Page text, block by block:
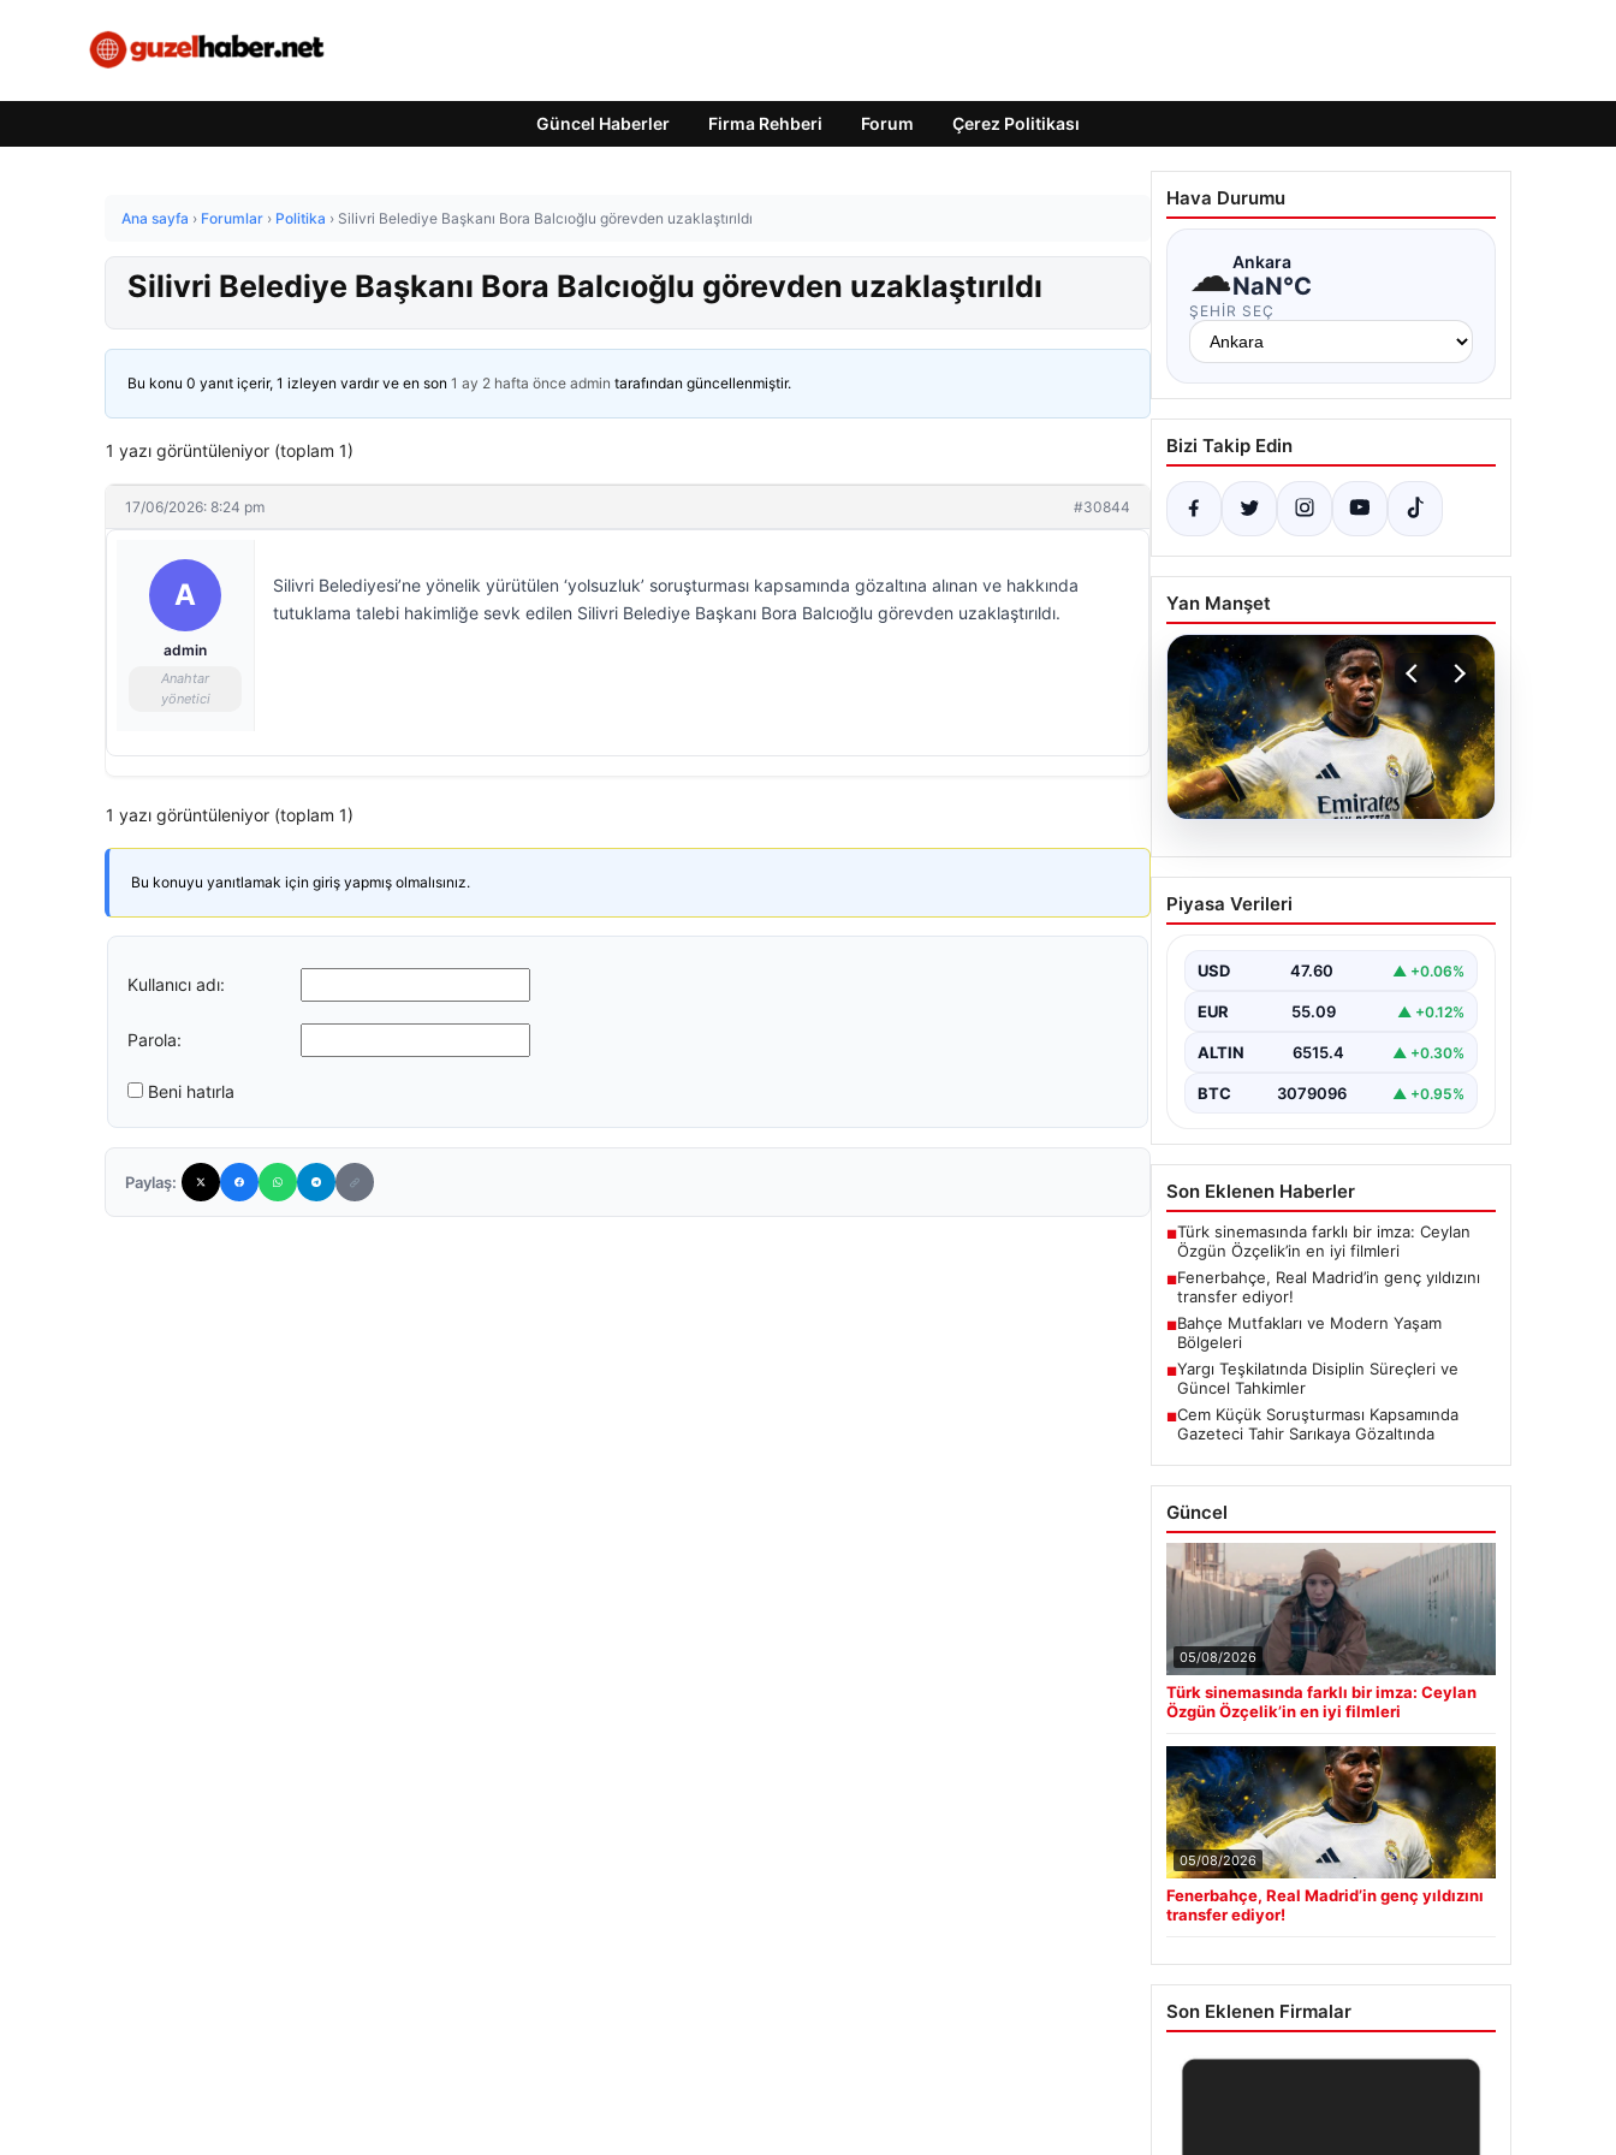
Güncel Haberler Firma Rehberi Forum Çerez Politikası
Ana sayfa › Forumlar › Politika › Silivri Belediye Başkanı Bora Balcıoğlu görevden uzaklaştırıldı
Silivri Belediye Başkanı Bora Balcıoğlu görevden uzaklaştırıldı
Bu konu 0 yanıt içerir, 1 izleyen vardır ve en son 1 ay 2 hafta önce admin tarafından güncellenmiştir.
1 yazı görüntüleniyor (toplam 1)
17/06/2026: 8:24 pm #30844
A
admin
Anahtar
yönetici
Silivri Belediyesi’ne yönelik yürütülen ‘yolsuzluk’ soruşturması kapsamında gözaltına alınan ve hakkında
tutuklama talebi hakimliğe sevk edilen Silivri Belediye Başkanı Bora Balcıoğlu görevden uzaklaştırıldı.
1 yazı görüntüleniyor (toplam 1)
Bu konuyu yanıtlamak için giriş yapmış olmalısınız.
Kullanıcı adı:
Parola:
Beni hatırla
Paylaş:
Hava Durumu
☁Ankara
NaN°C
ŞEHIR SEÇ
Bizi Takip Edin
Yan Manşet
05.08.2026
Fenerbahçe, Real
Madrid’in genç yıldızını
Piyasa Verileri
USD 47.60 ▲ +0.06%
EUR 55.09 ▲ +0.12%
ALTIN 6515.4 ▲ +0.30%
BTC 3079096 ▲ +0.95%
Son Eklenen Haberler
■Türk sinemasında farklı bir imza: Ceylan
Özgün Özçelik’in en iyi filmleri
■Fenerbahçe, Real Madrid’in genç yıldızını
transfer ediyor!
■Bahçe Mutfakları ve Modern Yaşam
Bölgeleri
■Yargı Teşkilatında Disiplin Süreçleri ve
Güncel Tahkimler
■Cem Küçük Soruşturması Kapsamında
Gazeteci Tahir Sarıkaya Gözaltında
Güncel
05/08/2026
Türk sinemasında farklı bir imza: Ceylan
Özgün Özçelik’in en iyi filmleri
05/08/2026
Fenerbahçe, Real Madrid’in genç yıldızını
transfer ediyor!
Son Eklenen Firmalar